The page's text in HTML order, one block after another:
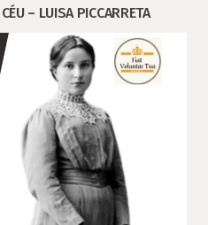
– LUISA PICCARRETA